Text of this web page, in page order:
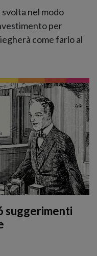
nel modo
per
come farlo al
suggerimenti